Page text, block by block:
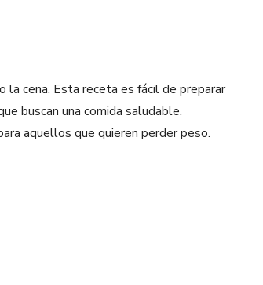
la cena. Esta receta es fácil de preparar
buscan una comida saludable.
aquellos que quieren perder peso.